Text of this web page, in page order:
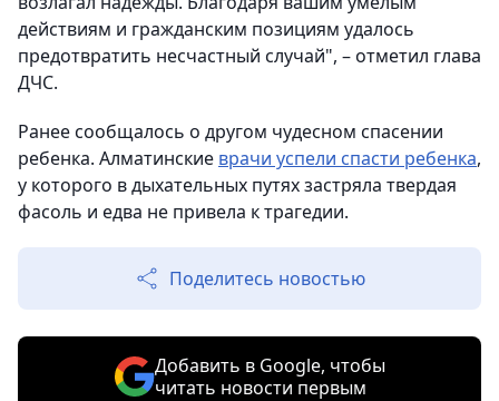
действиям и гражданским позициям удалось
предотвратить несчастный случай", – отметил глава
ДЧС.
Ранее сообщалось о другом чудесном спасении
ребенка. Алматинские врачи успели спасти ребенка,
у которого в дыхательных путях застряла твердая
фасоль и едва не привела к трагедии.
Поделитесь новостью
Добавить в Google, чтобы
читать новости первым